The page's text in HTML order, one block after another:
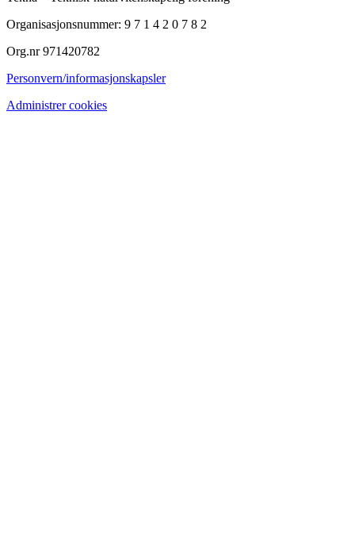
Organisasjonsnummer: 9 7 1 4 2 0 7 8 2
Org.nr 971420782
Personvern/informasjonskapsler
Administrer cookies